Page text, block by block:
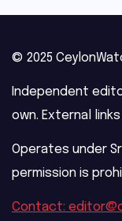
© 2025
Independent
own. External
Operates under
permission is
Contact: